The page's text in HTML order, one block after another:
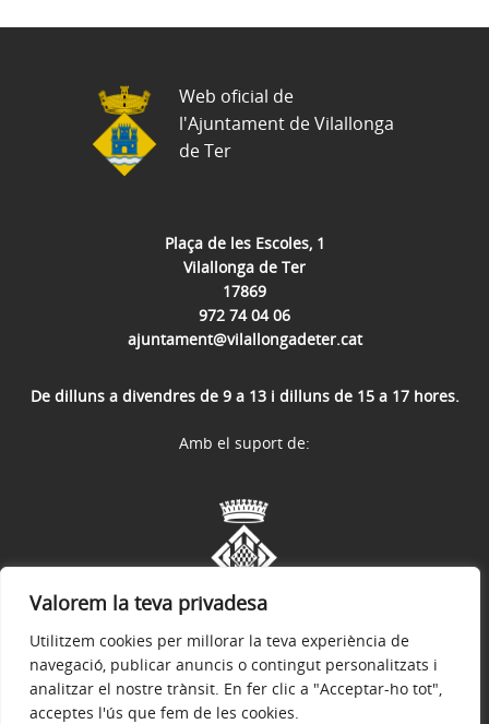
Valorem la teva privadesa
Utilitzem cookies per millorar la teva experiència de
navegació, publicar anuncis o contingut personalitzats i
analitzar el nostre trànsit. En fer clic a "Acceptar-ho tot",
acceptes l'ús que fem de les cookies.
Plaça de les Escoles, 1
Vilallonga de Ter
17869
972 74 04 06
ajuntament@vilallongadeter.cat
De dilluns a divendres de 9 a 13 i dilluns de 15 a 17 hores.
Web oficial de
l'Ajuntament de Vilallonga
de Ter
Avís legal Política de privacitat
Amb el suport de: